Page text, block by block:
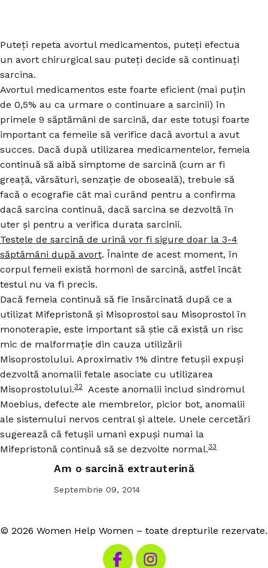
Puteți repeta avortul medicamentos, puteți efectua
un avort chirurgical sau puteți decide să continuați
sarcina.
Avortul medicamentos este foarte eficient (mai puțin
de 0,5% au ca urmare o continuare a sarcinii) în
primele 9 săptămâni de sarcină, dar este totuși foarte
important ca femeile să verifice dacă avortul a avut
succes. Dacă după utilizarea medicamentelor, femeia
continuă să aibă simptome de sarcină (cum ar fi
greață, vărsături, senzație de oboseală), trebuie să
facă o ecografie cât mai curând pentru a confirma
dacă sarcina continuă, dacă sarcina se dezvoltă în
uter și pentru a verifica durata sarcinii.
Testele de sarcină de urină vor fi sigure doar la 3-4
săptămâni după avort. Înainte de acest moment, în
corpul femeii există hormoni de sarcină, astfel încât
testul nu va fi precis.
Dacă femeia continuă să fie însărcinată după ce a
utilizat Mifepristonă și Misoprostol sau Misoprostol în
monoterapie, este important să știe că există un risc
mic de malformație din cauza utilizării
Misoprostolului. Aproximativ 1% dintre fetușii expuși
dezvoltă anomalii fetale asociate cu utilizarea
Misoprostolului.32
Aceste anomalii includ sindromul
Moebius, defecte ale membrelor, picior bot, anomalii
ale sistemului nervos central și altele. Unele cercetări
sugerează că fetușii umani expuși numai la
Mifepristonă continuă să se dezvolte normal.33
Am o sarcină extrauterină
Septembrie 09, 2014
© 2026 Women Help Women – toate drepturile rezervate.
Vizitează Facebook-ul nostru
Vizitează Instagram-ul